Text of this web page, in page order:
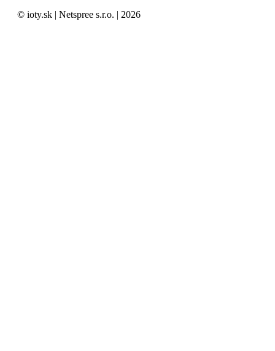
© ioty.sk | Netspree s.r.o. | 2026